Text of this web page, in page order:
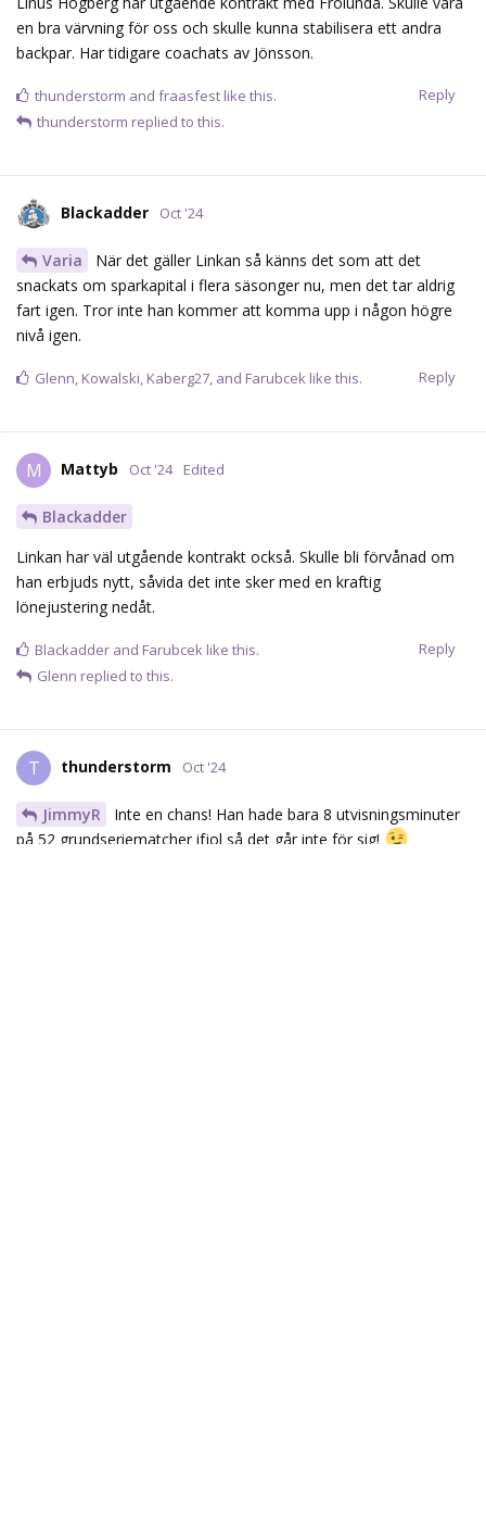
en bra värvning för oss och skulle kunna stabilisera ett andra
backpar. Har tidigare coachats av Jönsson.
Reply
thunderstorm and fraasfest like this.
thunderstorm replied to this.
Blackadder Oct '24
Varia
När det gäller Linkan så känns det som att det
snackats om sparkapital i flera säsonger nu, men det tar aldrig
fart igen. Tror inte han kommer att komma upp i någon högre
nivå igen.
Reply
Glenn, Kowalski, Kaberg27, and Farubcek like this.
M Mattyb Oct '24 Edited
Blackadder
Linkan har väl utgående kontrakt också. Skulle bli förvånad om
han erbjuds nytt, såvida det inte sker med en kraftig
lönejustering nedåt.
Reply
Blackadder and Farubcek like this.
Glenn replied to this.
T thunderstorm Oct '24
JimmyR
Inte en chans! Han hade bara 8 utvisningsminuter
på 52 grundseriematcher ifjol så det går inte för sig!